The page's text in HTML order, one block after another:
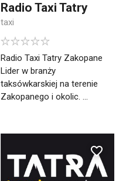
Radio Taxi Tatry
taxi
Radio Taxi Tatry Zakopane
Lider w branży
taksówkarskiej na terenie
Zakopanego i okolic. ...